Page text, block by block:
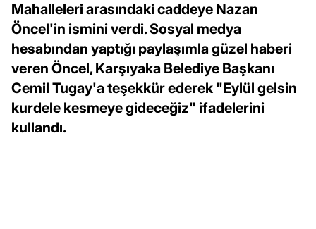
Mahalleleri arasındaki caddeye Nazan
Öncel'in ismini verdi. Sosyal medya
hesabından yaptığı paylaşımla güzel haberi
veren Öncel, Karşıyaka Belediye Başkanı
Cemil Tugay'a teşekkür ederek "Eylül gelsin
kurdele kesmeye gideceğiz" ifadelerini
kullandı.